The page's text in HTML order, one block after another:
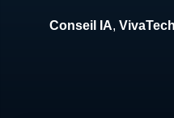
Conseil IA,